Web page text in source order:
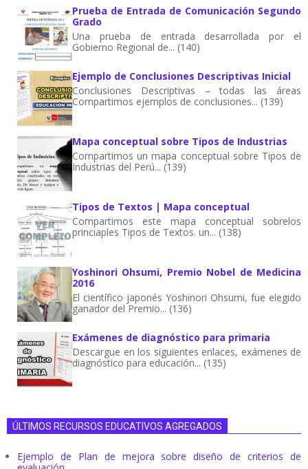
Prueba de Entrada de Comunicación Segundo
Grado
Una prueba de entrada desarrollada por el
Gobierno Regional de... (140)
Ejemplo de Conclusiones Descriptivas Inicial
Conclusiones Descriptivas – todas las áreas
Compartimos ejemplos de conclusiones... (139)
Mapa conceptual sobre Tipos de Industrias
Compartimos un mapa conceptual sobre Tipos de
Industrias del Perú... (139)
Tipos de Textos | Mapa conceptual
Compartimos este mapa conceptual sobrelos
princiaples Tipos de Textos. un... (138)
Yoshinori Ohsumi, Premio Nobel de Medicina
2016
El científico japonés Yoshinori Ohsumi, fue elegido
ganador del Premio... (136)
Exámenes de diagnóstico para primaria
Descargue en los siguientes enlaces, exámenes de
diagnóstico para educación... (135)
ÚLTIMOS RECURSOS EDUCATIVOS AGREGADOS
Ejemplo de Plan de mejora sobre diseño de criterios de